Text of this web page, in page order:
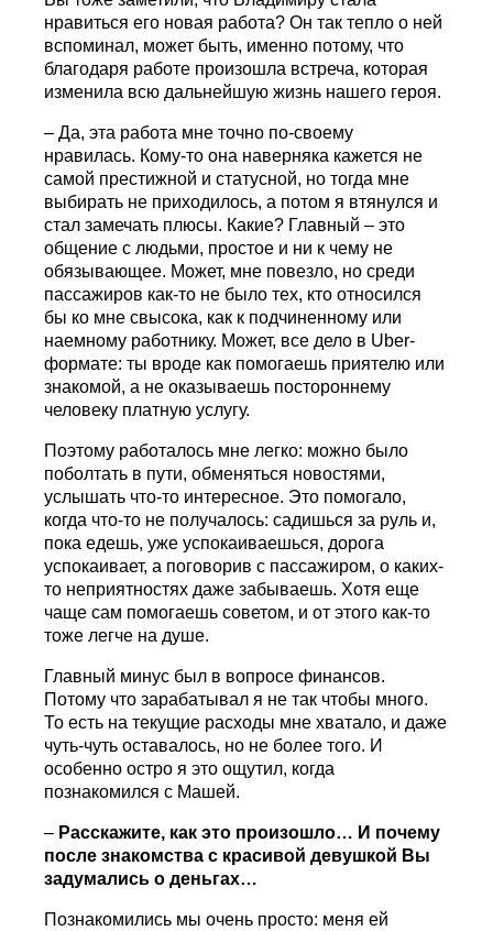
нравиться его новая работа? Он так тепло о ней
вспоминал, может быть, именно потому, что
благодаря работе произошла встреча, которая
изменила всю дальнейшую жизнь нашего героя.
– Да, эта работа мне точно по-своему
нравилась. Кому-то она наверняка кажется не
самой престижной и статусной, но тогда мне
выбирать не приходилось, а потом я втянулся и
стал замечать плюсы. Какие? Главный – это
общение с людьми, простое и ни к чему не
обязывающее. Может, мне повезло, но среди
пассажиров как-то не было тех, кто относился
бы ко мне свысока, как к подчиненному или
наемному работнику. Может, все дело в Uber-
формате: ты вроде как помогаешь приятелю или
знакомой, а не оказываешь постороннему
человеку платную услугу.
Поэтому работалось мне легко: можно было
поболтать в пути, обменяться новостями,
услышать что-то интересное. Это помогало,
когда что-то не получалось: садишься за руль и,
пока едешь, уже успокаиваешься, дорога
успокаивает, а поговорив с пассажиром, о каких-
то неприятностях даже забываешь. Хотя еще
чаще сам помогаешь советом, и от этого как-то
тоже легче на душе.
Главный минус был в вопросе финансов.
Потому что зарабатывал я не так чтобы много.
То есть на текущие расходы мне хватало, и даже
чуть-чуть оставалось, но не более того. И
особенно остро я это ощутил, когда
познакомился с Машей.
– Расскажите, как это произошло… И почему
после знакомства с красивой девушкой Вы
задумались о деньгах…
Познакомились мы очень просто: меня ей